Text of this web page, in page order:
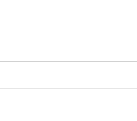
магазина
была решена.
к клиенту после